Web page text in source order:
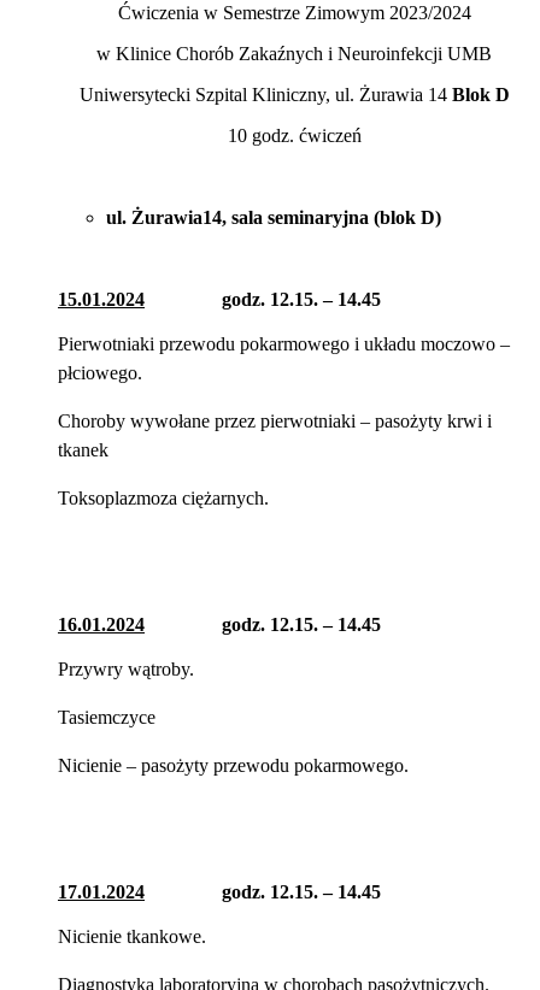
Ćwiczenia w Semestrze Zimowym 2023/2024
w Klinice Chorób Zakaźnych i Neuroinfekcji UMB
Uniwersytecki Szpital Kliniczny, ul. Żurawia 14 Blok D
10 godz. ćwiczeń
ul. Żurawia14, sala seminaryjna (blok D)
15.01.2024 godz. 12.15. – 14.45
Pierwotniaki przewodu pokarmowego i układu moczowo –
płciowego.
Choroby wywołane przez pierwotniaki – pasożyty krwi i
tkanek
Toksoplazmoza ciężarnych.
16.01.2024 godz. 12.15. – 14.45
Przywry wątroby.
Tasiemczyce
Nicienie – pasożyty przewodu pokarmowego.
17.01.2024 godz. 12.15. – 14.45
Nicienie tkankowe.
Diagnostyka laboratoryjna w chorobach pasożytniczych.